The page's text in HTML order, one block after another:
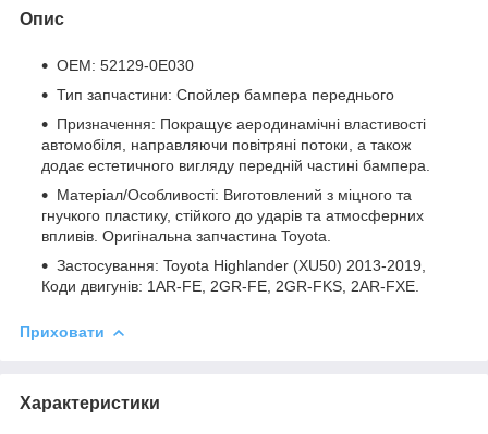
Опис
OEM: 52129-0E030
Тип запчастини: Спойлер бампера переднього
Призначення: Покращує аеродинамічні властивості
автомобіля, направляючи повітряні потоки, а також
додає естетичного вигляду передній частині бампера.
Матеріал/Особливості: Виготовлений з міцного та
гнучкого пластику, стійкого до ударів та атмосферних
впливів. Оригінальна запчастина Toyota.
Застосування: Toyota Highlander (XU50) 2013-2019,
Коди двигунів: 1AR-FE, 2GR-FE, 2GR-FKS, 2AR-FXE.
Приховати
Характеристики